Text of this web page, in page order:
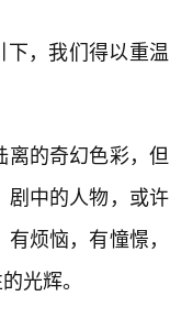
，我们得以重温
离的奇幻色彩，但
剧中的人物，或许
烦恼，有憧憬，
光辉。